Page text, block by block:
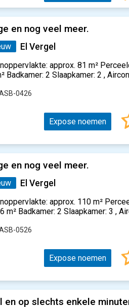
en nog veel meer.
El Vergel
approx. 81 m²
Badkamer: 2 Slaapkamer: 2 ,
0426
Expose noemen
en nog veel meer.
El Vergel
approx. 110 m²
m² Badkamer: 2 Slaapkamer: 3 ,
0526
Expose noemen
op slechts enkele